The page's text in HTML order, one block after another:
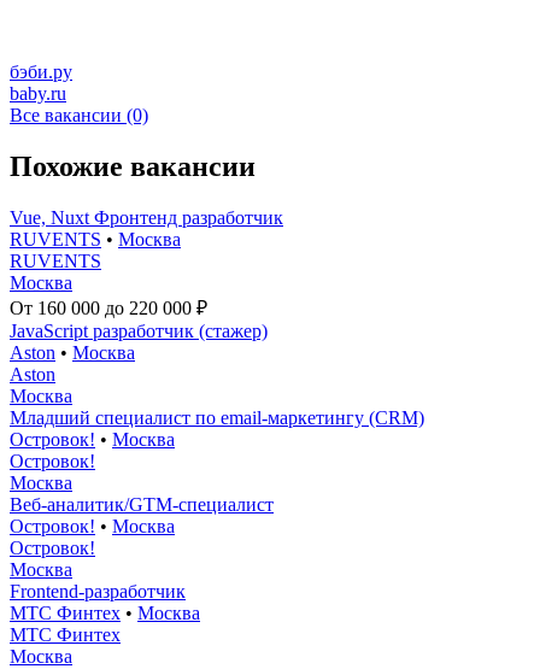
бэби.ру
baby.ru
Все вакансии (0)
Похожие вакансии
Vue, Nuxt Фронтенд разработчик
RUVENTS • Москва
RUVENTS
Москва
От 160 000 до 220 000 ₽
JavaScript разработчик (стажер)
Aston • Москва
Aston
Москва
Младший специалист по email-маркетингу (CRM)
Островок! • Москва
Островок!
Москва
Веб-аналитик/GTM-специалист
Островок! • Москва
Островок!
Москва
Frontend-разработчик
МТС Финтех • Москва
МТС Финтех
Москва